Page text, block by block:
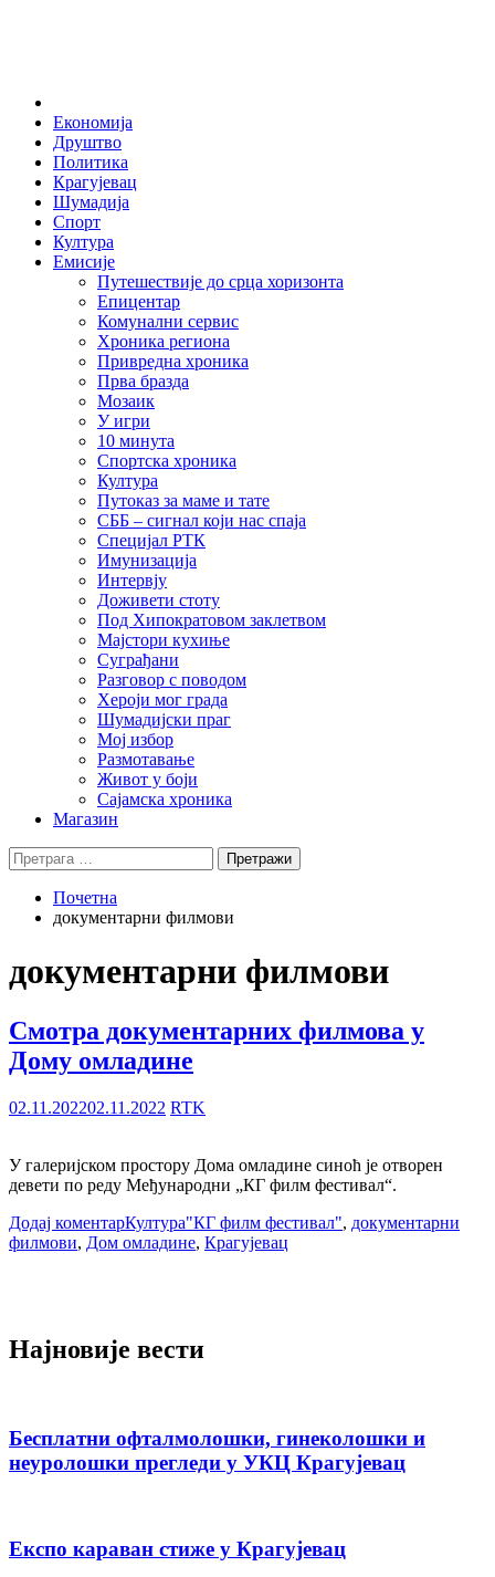
Економија
Друштво
Политика
Крагујевац
Шумадија
Спорт
Култура
Емисије
Путешествије до срца хоризонта
Епицентар
Комунални сервис
Хроника региона
Привредна хроника
Прва бразда
Мозаик
У игри
10 минута
Спортска хроника
Култура
Путоказ за маме и тате
СББ – сигнал који нас спаја
Специјал РТК
Имунизација
Интервју
Доживети стоту
Под Хипократовом заклетвом
Мајстори кухиње
Суграђани
Разговор с поводом
Хероји мог града
Шумадијски праг
Мој избор
Размотавање
Живот у боји
Сајамска хроника
Магазин
Претрага
за:
Почетна
документарни филмови
документарни филмови
Смотра документарних филмова у
Дому омладине
02.11.202202.11.2022 RTK
У галеријском простору Дома омладине синоћ је отворен
девети по реду Међународни „КГ филм фестивал“.
Додај коментарКултура"КГ филм фестивал", документарни
филмови, Дом омладине, Крагујевац
Најновије вести
Бесплатни офталмолошки, гинеколошки и
неуролошки прегледи у УКЦ Крагујевац
Експо караван стиже у Крагујевац